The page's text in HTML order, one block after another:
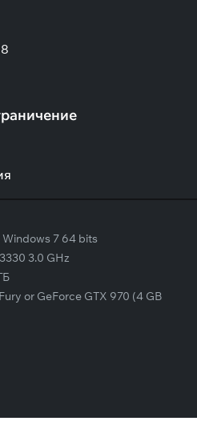
Windows 7 64 bits
3.0 GHz
or GeForce GTX 970 (4 GB